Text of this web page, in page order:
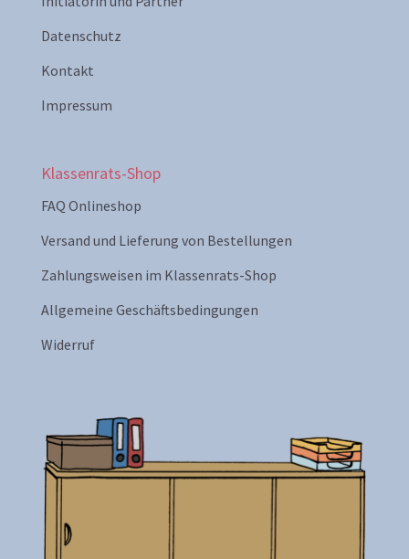
Datenschutz
Kontakt
Impressum
Klassenrats-Shop
FAQ Onlineshop
Versand und Lieferung von Bestellungen
Zahlungsweisen im Klassenrats-Shop
Allgemeine Geschäftsbedingungen
Widerruf